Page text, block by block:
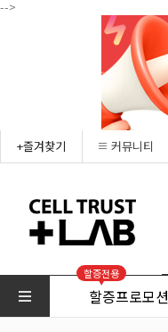
-->
+즐겨찾기 커뮤니티
할증전용
할증프로모션